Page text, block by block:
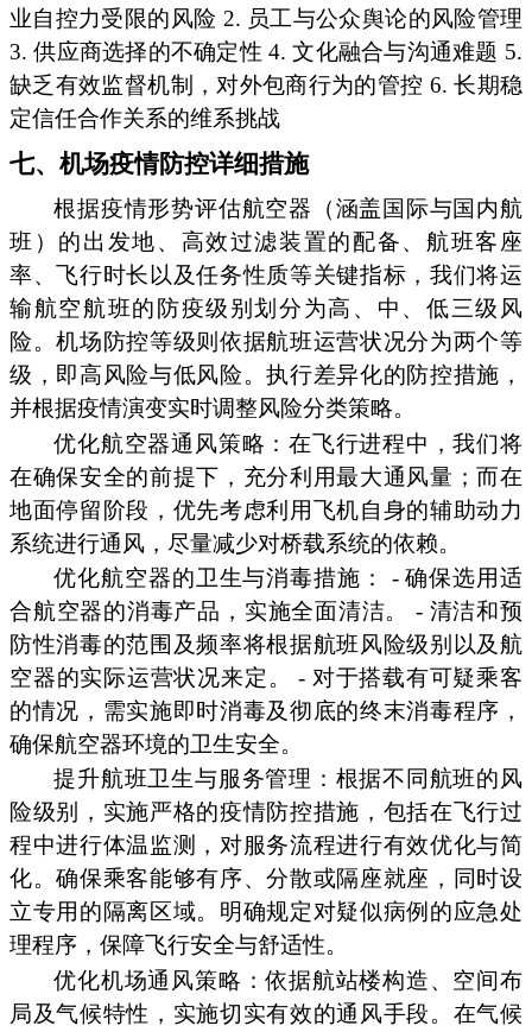
业自控力受限的风险 2. 员工与公众舆论的风险管理
3. 供应商选择的不确定性 4. 文化融合与沟通难题 5.
缺乏有效监督机制，对外包商行为的管控 6. 长期稳
定信任合作关系的维系挑战
七、机场疫情防控详细措施
根据疫情形势评估航空器（涵盖国际与国内航
班）的出发地、高效过滤装置的配备、航班客座
率、飞行时长以及任务性质等关键指标，我们将运
输航空航班的防疫级别划分为高、中、低三级风
险。机场防控等级则依据航班运营状况分为两个等
级，即高风险与低风险。执行差异化的防控措施，
并根据疫情演变实时调整风险分类策略。
优化航空器通风策略：在飞行进程中，我们将
在确保安全的前提下，充分利用最大通风量；而在
地面停留阶段，优先考虑利用飞机自身的辅助动力
系统进行通风，尽量减少对桥载系统的依赖。
优化航空器的卫生与消毒措施： - 确保选用适
合航空器的消毒产品，实施全面清洁。 - 清洁和预
防性消毒的范围及频率将根据航班风险级别以及航
空器的实际运营状况来定。 - 对于搭载有可疑乘客
的情况，需实施即时消毒及彻底的终末消毒程序，
确保航空器环境的卫生安全。
提升航班卫生与服务管理：根据不同航班的风
险级别，实施严格的疫情防控措施，包括在飞行过
程中进行体温监测，对服务流程进行有效优化与简
化。确保乘客能够有序、分散或隔座就座，同时设
立专用的隔离区域。明确规定对疑似病例的应急处
理程序，保障飞行安全与舒适性。
优化机场通风策略：依据航站楼构造、空间布
局及气候特性，实施切实有效的通风手段。在气候